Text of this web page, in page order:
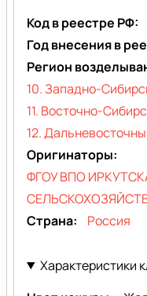
Код в реестре РФ
Год внесения в
Регион
10. Западно-
11. Восточно-
12.
Оригинаторы
ФГОУ ВПО
Страна
Россия
Характеристики